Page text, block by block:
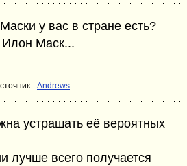
у вас в стране есть?
Илон Маск...
Andrews
устрашать её вероятных
лучше всего получается